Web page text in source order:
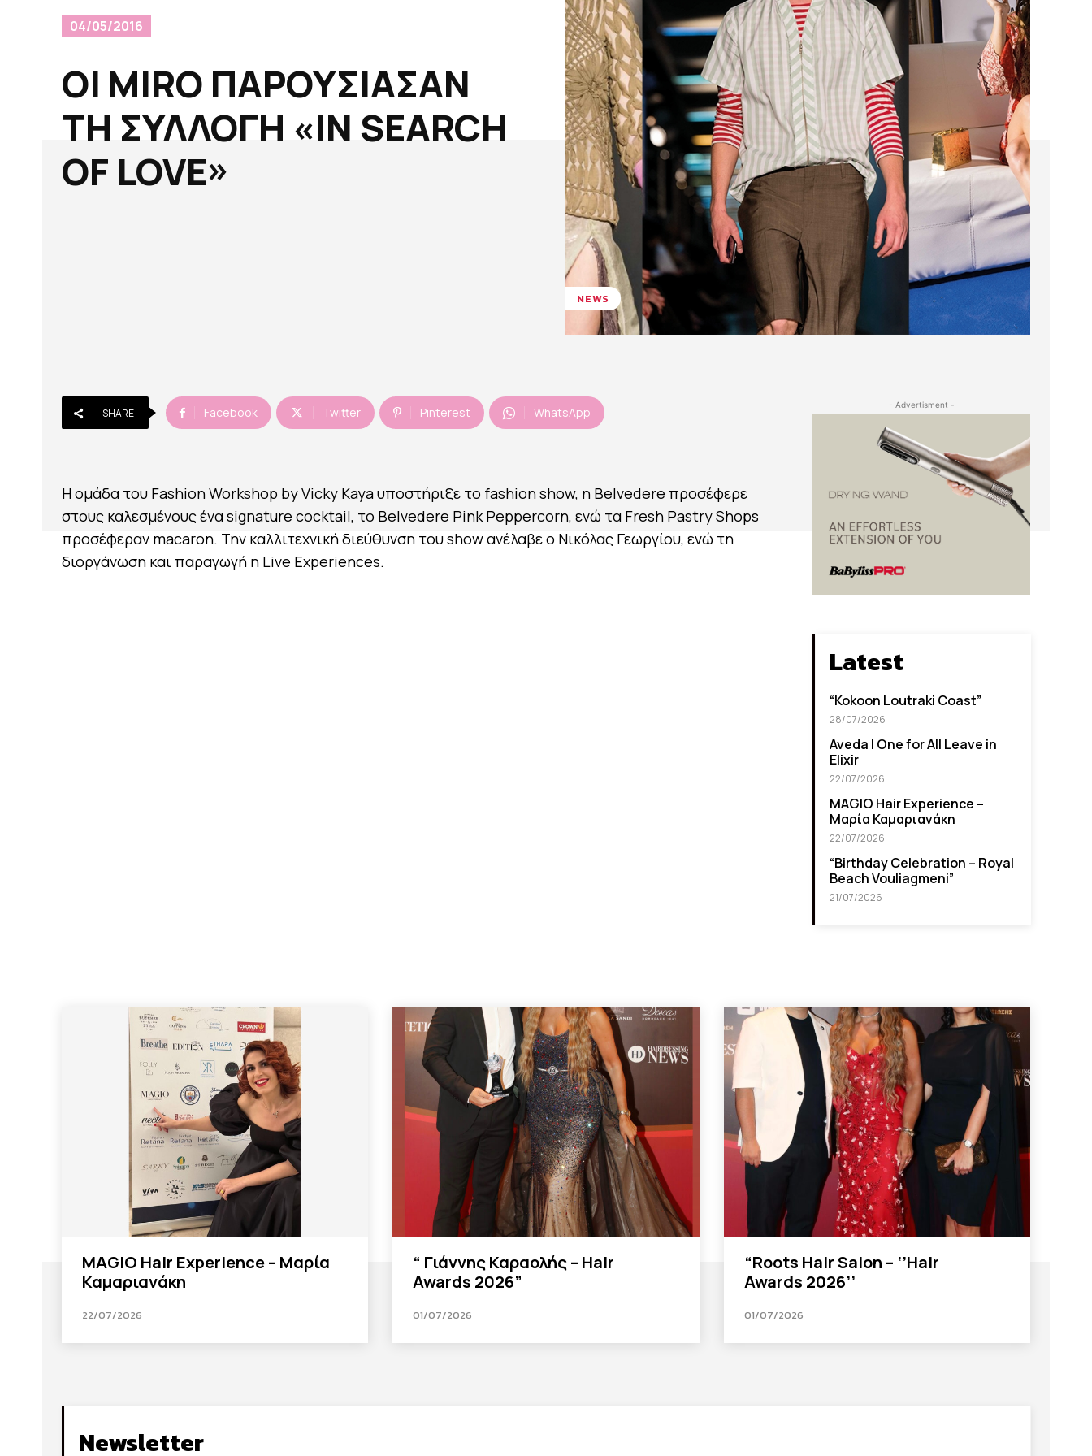
04/05/2016
ΟΙ MIRO ΠΑΡΟΥΣΙΑΣΑΝ
ΤΗ ΣΥΛΛΟΓΗ «IN SEARCH
OF LOVE»
NEWS
SHARE Facebook Twitter Pinterest WhatsApp
Η ομάδα του Fashion Workshop by Vicky Kaya υποστήριξε το fashion show, η Belvedere προσέφερε
στους καλεσμένους ένα signature cocktail, το Belvedere Pink Peppercorn, ενώ τα Fresh Pastry Shops
προσέφεραν macaron. Την καλλιτεχνική διεύθυνση του show ανέλαβε ο Νικόλας Γεωργίου, ενώ τη
διοργάνωση και παραγωγή η Live Experiences.
- Advertisment -
Latest
“Kokoon Loutraki Coast”
28/07/2026
Aveda I One for All Leave in
Elixir
22/07/2026
MAGIO Hair Experience –
Μαρία Καμαριανάκη
22/07/2026
“Βirthday Celebration – Royal
Beach Vouliagmeni”
21/07/2026
MAGIO Hair Experience – Μαρία
Καμαριανάκη
22/07/2026
“ Γιάννης Καραολής – Hair
Awards 2026”
01/07/2026
“Roots Hair Salon – ‘’Hair
Awards 2026’’
01/07/2026
Newsletter